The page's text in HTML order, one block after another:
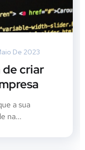
De 2023
criar
a sua
na...